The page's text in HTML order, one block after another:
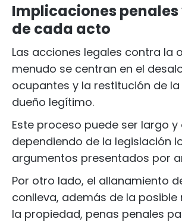
Implicaciones penales
de cada acto
Las acciones legales contra la
menudo se centran en el
ocupantes y la restitución de
dueño legítimo.
Este proceso puede ser largo y
dependiendo de la legislación
argumentos presentados por
Por otro lado, el allanamiento
conlleva, además de la
la propiedad, penas penales